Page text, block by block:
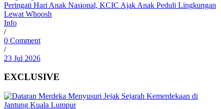
Peringati Hari Anak Nasional, KCIC Ajak Anak Peduli Lingkungan
Lewat Whoosh
Info
/
0 Comment
/
23 Jul 2026
EXCLUSIVE